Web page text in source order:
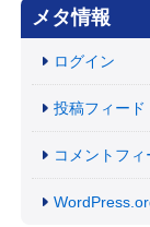
メタ情報
ログイン
投稿フィード
コメントフィ